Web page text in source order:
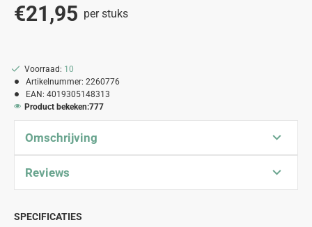
€21,95 per stuks
Voorraad: 10
Artikelnummer: 2260776
EAN: 4019305148313
Product bekeken:777
Omschrijving
Reviews
SPECIFICATIES